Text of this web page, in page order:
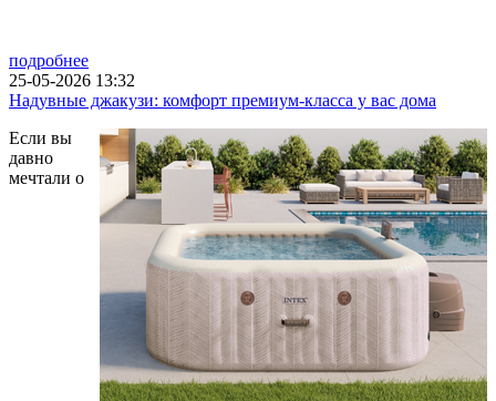
подробнее
25-05-2026 13:32
Надувные джакузи: комфорт премиум-класса у вас дома
Если вы
давно
мечтали о